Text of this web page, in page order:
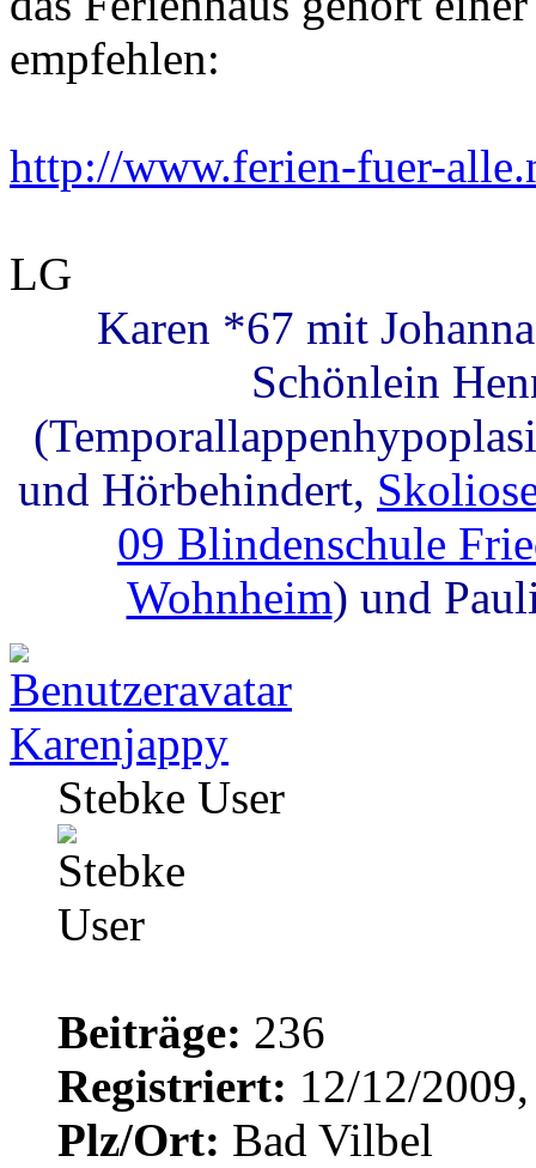
empfehlen:
http://www.ferien-fuer-
LG
Karen *67 mit
Schönlein
und Hörbehindert,
09 Blindenschule
Wohnheim) und
Karenjappy
Stebke User
Beiträge: 236
Registriert: 12/12/
Plz/Ort: Bad Vilbel